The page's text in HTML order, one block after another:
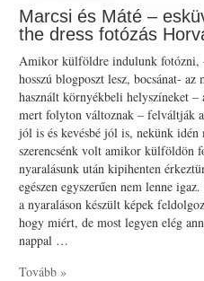
Marcsi és Máté –
the dress fotózás
Amikor külföldre indulunk fotózni,
hosszú blogposzt lesz, bocsánat-
használt környékbeli helyszíneket –
mert folyton változnak – felváltják
jól is és kevésbé jól is, nekünk
szerencsénk volt amikor külföldön
nyaralásunk után kipihenten
egészen egyszerűen nem lenne
a nyaraláson készült képek
hogy miért, de most legyen elég
nappal …
Tovább »